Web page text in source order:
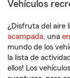
Vehículos
¿Disfruta del aire
acampada, una
mundo de los
la lista de
ellos! Los